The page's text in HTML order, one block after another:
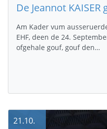
Am Kader vum
EHF, deen de 24.
ofgehale gouf, gouf den…
21.10.